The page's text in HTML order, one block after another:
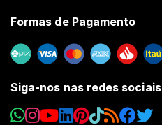
Formas de Pagamento
Siga-nos nas redes sociais